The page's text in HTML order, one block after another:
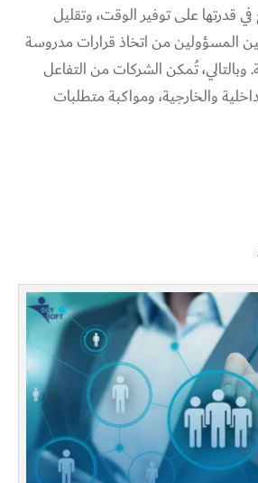
قدرتها على توفير الوقت، وتقليل
المسؤولين من اتخاذ قرارات مدروسة
وبالتالي، تُمكن الشركات من التفاعل
والخارجية، ومواكبة متطلبات